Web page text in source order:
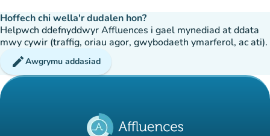
Hoffech chi wella'r dudalen hon?
Helpwch ddefnyddwyr Affluences i gael mynediad at ddata
mwy cywir (traffig, oriau agor, gwybodaeth ymarferol, ac ati).
editAwgrymu addasiad